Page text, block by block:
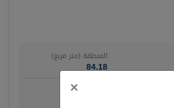
المنطقة (متر مربع)
84.18
×